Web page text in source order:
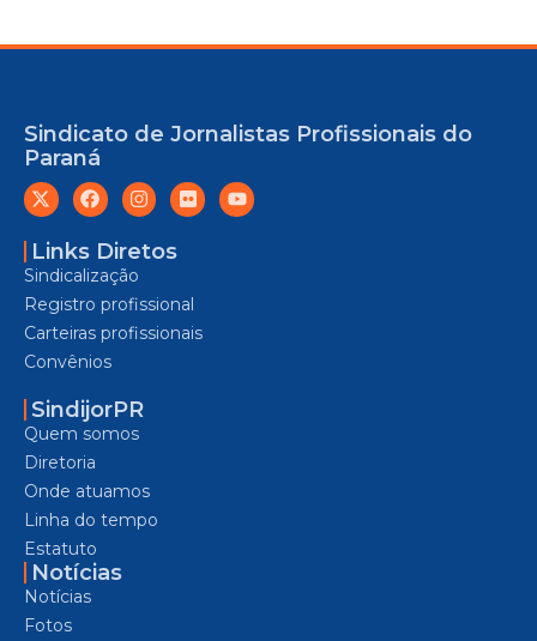
Sindicato de Jornalistas Profissionais do
Paraná
Links Diretos
Sindicalização
Registro profissional
Carteiras profissionais
Convênios
SindijorPR
Quem somos
Diretoria
Onde atuamos
Linha do tempo
Estatuto
Notícias
Notícias
Fotos